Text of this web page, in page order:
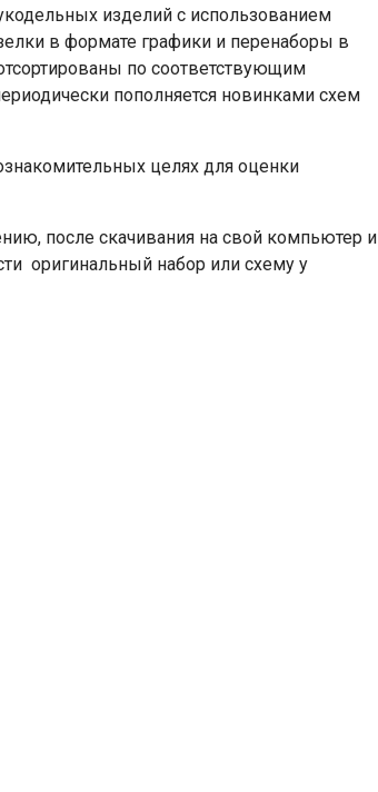
изделий с использованием
в формате графики и перенаборы в
по соответствующим
пополняется новинками схем
целях для оценки
после скачивания на свой компьютер и
оригинальный набор или схему у